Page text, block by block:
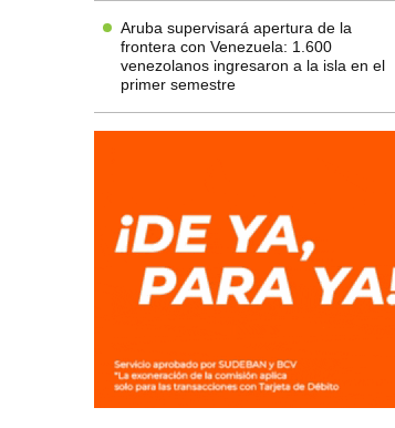
Aruba supervisará apertura de la
frontera con Venezuela: 1.600
venezolanos ingresaron a la isla en el
primer semestre